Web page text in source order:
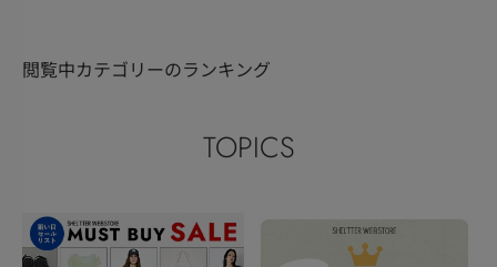
閲覧中カテゴリーのランキング
TOPICS